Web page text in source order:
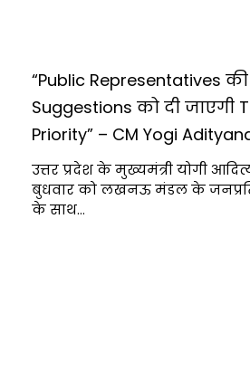
“Public Representatives की
Suggestions को दी जाएगी
Priority” – CM Yogi
उत्तर प्रदेश के मुख्यमंत्री योगी
बुधवार को लखनऊ मंडल के
के साथ…